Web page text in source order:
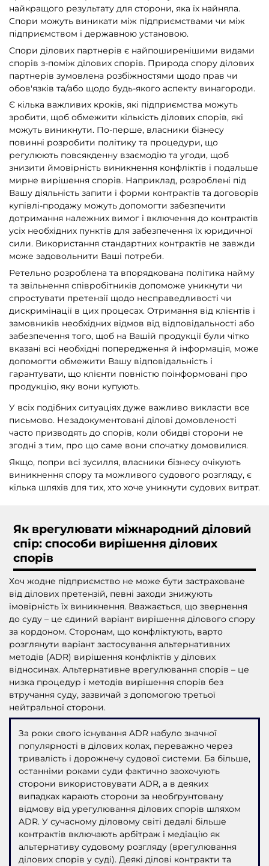
найкращого результату для сторони, яка їх найняла.
Спори можуть виникати між підприємствами чи між
підприємством і державною установою.
Спори ділових партнерів є найпоширенішими видами
спорів з-поміж ділових спорів. Природа спору ділових
партнерів зумовлена ​​розбіжностями щодо прав чи
обов'язків та/або щодо будь-якого аспекту винагороди.
Є кілька важливих кроків, які підприємства можуть
зробити, щоб обмежити кількість ділових спорів, які
можуть виникнути. По-перше, власники бізнесу
повинні розробити політику та процедури, що
регулюють повсякденну взаємодію та угоди, щоб
знизити ймовірність виникнення конфліктів і подальше
мирне вирішення спорів. Наприклад, розроблені під
Вашу діяльність запити і форми контрактів та договорів
купівлі-продажу можуть допомогти забезпечити
дотримання належних вимог і включення до контрактів
усіх необхідних пунктів для забезпечення їх юридичної
сили. Використання стандартних контрактів не завжди
може задовольнити Ваші потреби.
Ретельно розроблена та впорядкована політика найму
та звільнення співробітників допоможе уникнути чи
спростувати претензії щодо несправедливості чи
дискримінації в цих процесах. Отримання від клієнтів і
замовників необхідних відмов від відповідальності або
забезпечення того, щоб на Вашій продукції були чітко
вказані всі необхідні попередження й інформація, може
допомогти обмежити Вашу відповідальність і
гарантувати, що клієнти повністю поінформовані про
продукцію, яку вони купують.
У всіх подібних ситуаціях дуже важливо викласти все
письмово. Незадокументовані ділові домовленості
часто призводять до спорів, коли обидві сторони не
згодні з тим, про що саме вони спочатку домовилися.
Якщо, попри всі зусилля, власники бізнесу очікують
виникнення спору та можливого судового розгляду, є
кілька шляхів для тих, хто хоче уникнути судових витрат.
Як врегулювати міжнародний діловий
спір: способи вирішення ділових
спорів
Хоч жодне підприємство не може бути застраховане
від ділових претензій, певні заходи знижують
імовірність їх виникнення. Вважається, що звернення
до суду – це єдиний варіант вирішення ділового спору
за кордоном. Сторонам, що конфліктують, варто
розглянути варіант застосування альтернативних
методів (ADR) вирішення конфліктів у ділових
відносинах. Альтернативне врегулювання спорів – це
низка процедур і методів вирішення спорів без
втручання суду, зазвичай з допомогою третьої
нейтральної сторони.
За роки свого існування ADR набуло значної
популярності в ділових колах, переважно через
тривалість і дорожнечу судової системи. Ба більше,
останніми роками суди фактично заохочують
сторони використовувати ADR, а в деяких
випадках карають сторони за необґрунтовану
відмову від урегулювання ділових спорів шляхом
ADR. У сучасному діловому світі дедалі більше
контрактів включають арбітраж і медіацію як
альтернативу судовому розгляду (врегулювання
ділових спорів у суді). Деякі ділові контракти та